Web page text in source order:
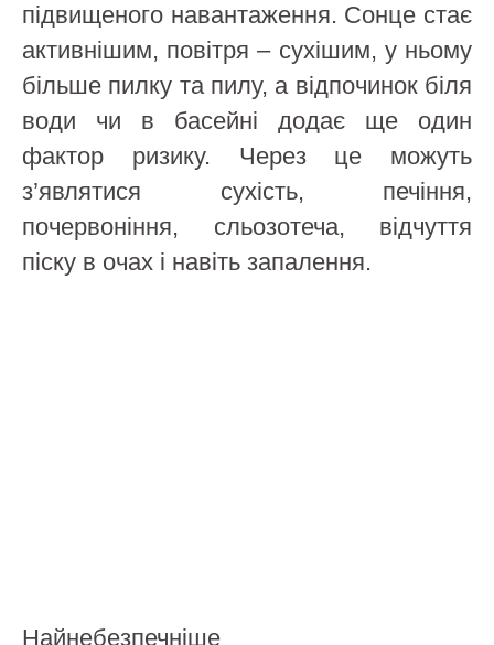
підвищеного навантаження. Сонце стає
активнішим, повітря – сухішим, у ньому
більше пилку та пилу, а відпочинок біля
води чи в басейні додає ще один
фактор ризику. Через це можуть
з’являтися сухість, печіння,
почервоніння, сльозотеча, відчуття
піску в очах і навіть запалення.
Найнебезпечніше